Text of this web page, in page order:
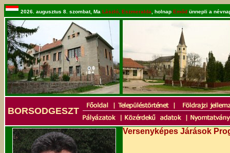
2026. augusztus 8. szombat, Ma László, Eszmeralda , holnap Emőd ünnepli a
BORSODGESZT
Versenyképes Járások